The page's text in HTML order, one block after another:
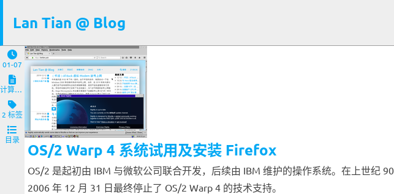
Lan Tian @ Blog
01-07
计算机与客户端
2 标签
目录
OS/2 Warp 4 系统试用及安装 Firefox
OS/2 是起初由 IBM 与微软公司联合开发，后续由 IBM 维护的操作系统。在上世纪
2006 年 12 月 31 日最终停止了 OS/2 Warp 4 的技术支持。